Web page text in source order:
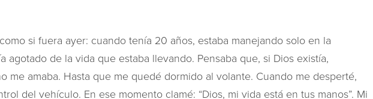
si fuera ayer: cuando tenía 20 años, estaba manejando solo en la
agotado de la vida que estaba llevando. Pensaba que, si Dios existía,
me amaba. Hasta que me quedé dormido al volante. Cuando me desperté,
del vehículo. En ese momento clamé: “Dios, mi vida está en tus manos”. Mi